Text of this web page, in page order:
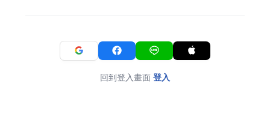
回到登入畫面 登入